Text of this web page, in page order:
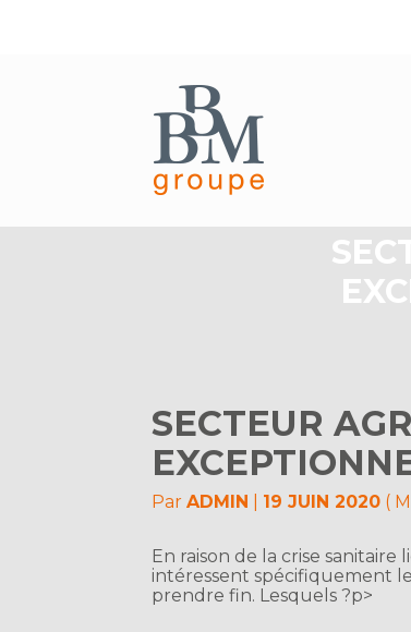
SECTEUR
ParADMIN 19 JUIN 2020 (
En raison de la crise
intéressent spécifiquement
prendre fin. Lesquels ?p>